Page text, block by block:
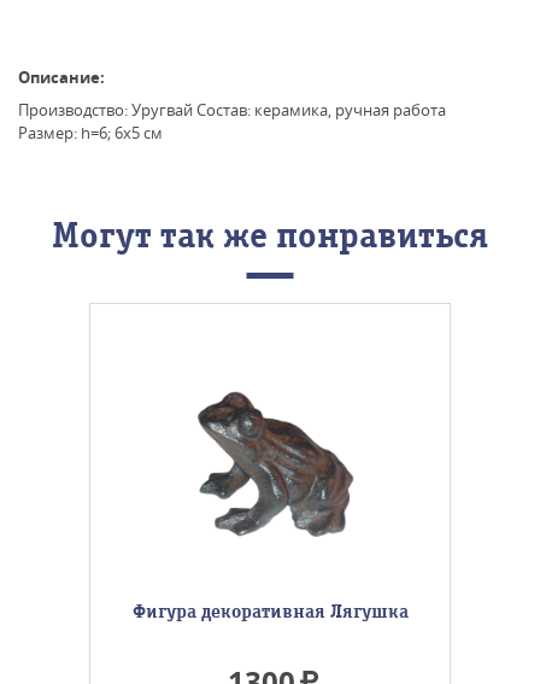
Описание:
Производство: Уругвай Состав: керамика, ручная работа
Размер: h=6; 6х5 см
Могут так же понравиться
Фигура декоративная Лягушка